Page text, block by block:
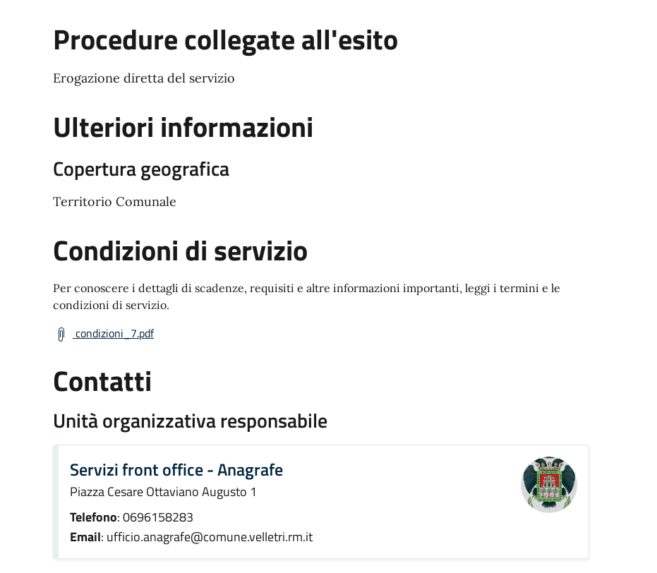
Procedure collegate all'esito
Erogazione diretta del servizio
Ulteriori informazioni
Copertura geografica
Territorio Comunale
Condizioni di servizio
Per conoscere i dettagli di scadenze, requisiti e altre informazioni importanti, leggi i termini e le
condizioni di servizio.
condizioni_7.pdf
Contatti
Unità organizzativa responsabile
Servizi front office - Anagrafe
Piazza Cesare Ottaviano Augusto 1
Telefono: 0696158283
Email: ufficio.anagrafe@comune.velletri.rm.it